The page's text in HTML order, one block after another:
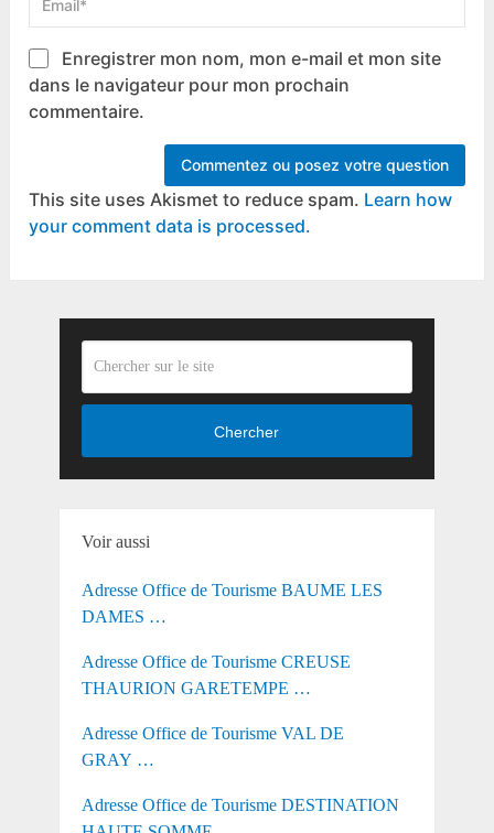
Enregistrer mon nom, mon e-mail et mon site
dans le navigateur pour mon prochain
commentaire.
This site uses Akismet to reduce spam. Learn how
your comment data is processed.
Chercher
Voir aussi
Adresse Office de Tourisme BAUME LES
DAMES …
Adresse Office de Tourisme CREUSE
THAURION GARETEMPE …
Adresse Office de Tourisme VAL DE
GRAY …
Adresse Office de Tourisme DESTINATION